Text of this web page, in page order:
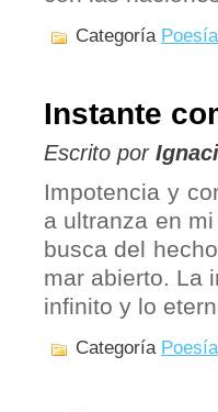
Categoría Poesía
Instante
Escrito por
Impotencia y
a ultranza en
busca del
mar abierto. La
infinito y lo
Categoría Poesía